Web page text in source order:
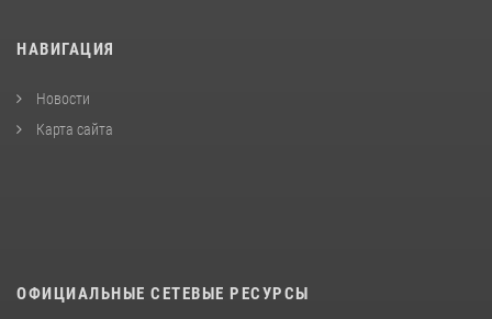
НАВИГАЦИЯ
Новости
Карта сайта
ОФИЦИАЛЬНЫЕ СЕТЕВЫЕ РЕСУРСЫ